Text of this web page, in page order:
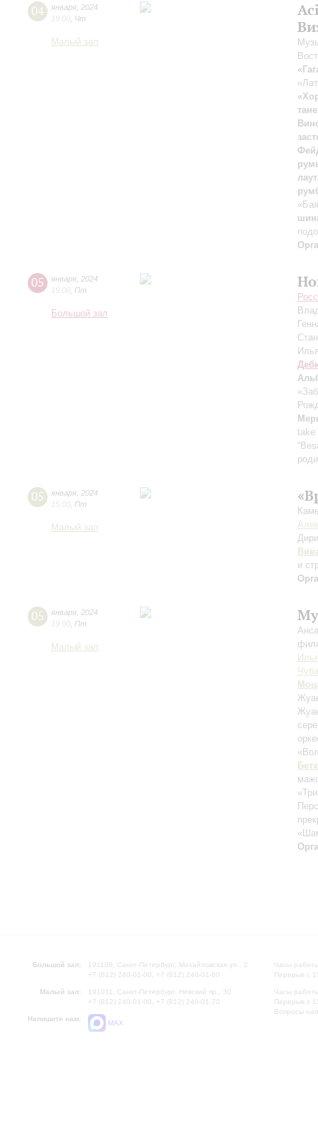
04 января 2024
19:00 Чт
Малый зал
05 января 2024
19:00 Пт
Большой зал
take
05 января 2024
15:00 Пт
Малый зал
и
05 января 2024
19:00 Пт
Малый зал
Большой зал:
191186, Санкт-Петербург, Михайловская ул., 2
+7 (812) 240-01-00, +7 (812) 240-01-80
Малый зал:
191011, Санкт-Петербург, Невский пр., 30
+7 (812) 240-01-00, +7 (812) 240-01-70
Напишите нам:
MAX
Часы
Перерыв с
Часы
Перерыв с
Вопросы